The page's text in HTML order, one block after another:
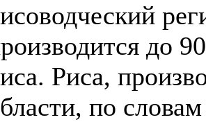
до
Риса,
по